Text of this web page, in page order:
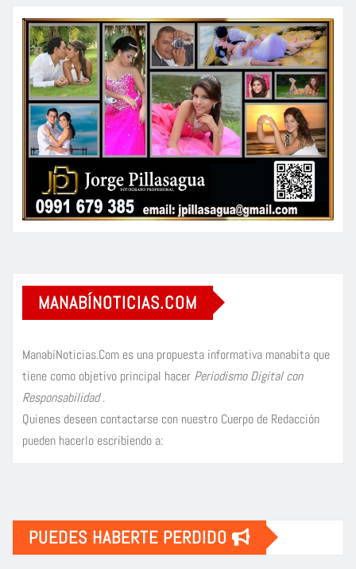
MANABÍNOTICIAS.COM
ManabíNoticias.Com es una propuesta informativa manabita que
tiene como objetivo principal hacer Periodismo Digital con
Responsabilidad.
Quienes deseen contactarse con nuestro Cuerpo de Redacción
pueden hacerlo escribiendo a:
PUEDES HABERTE PERDIDO